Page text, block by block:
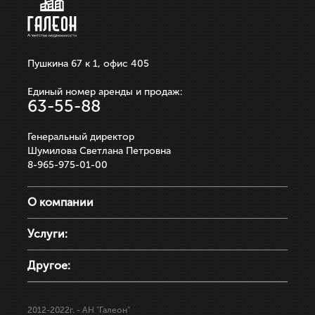
Пушкина 67 к 1, офис 405
Единый номер аренды и продаж:
63-55-88
Генеральный директор
Шумилова Светлана Петровна
8-965-975-01-00
О компании
Услуги:
Другое:
2012-2022г. - АН "Галеон"